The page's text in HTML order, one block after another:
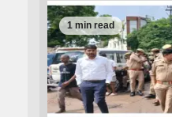
1 min read